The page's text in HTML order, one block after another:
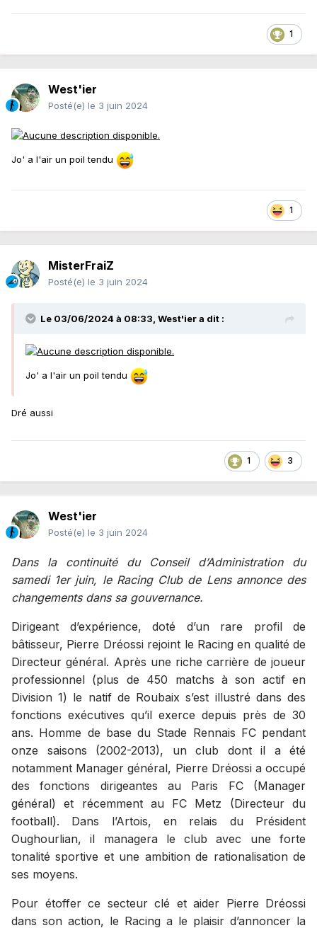
1
West'ier
Posté(e) le 3 juin 2024
Jo' a l'air un poil tendu
1
MisterFraiZ
Posté(e) le 3 juin 2024
Le 03/06/2024 à 08:33, West'iera dit :
Jo' a l'air un poil tendu
Dré aussi
1 3
West'ier
Posté(e) le 3 juin 2024
Dans la continuité du Conseil d’Administration du
samedi 1er juin, le Racing Club de Lens annonce des
changements dans sa gouvernance.
Dirigeant d’expérience, doté d’un rare profil de
bâtisseur, Pierre Dréossi rejoint le Racing en qualité de
Directeur général. Après une riche carrière de joueur
professionnel (plus de 450 matchs à son actif en
Division 1) le natif de Roubaix s’est illustré dans des
fonctions exécutives qu’il exerce depuis près de 30
ans. Homme de base du Stade Rennais FC pendant
onze saisons (2002-2013), un club dont il a été
notamment Manager général, Pierre Dréossi a occupé
des fonctions dirigeantes au Paris FC (Manager
général) et récemment au FC Metz (Directeur du
football). Dans l’Artois, en relais du Président
Oughourlian, il managera le club avec une forte
tonalité sportive et une ambition de rationalisation de
ses moyens.
Pour étoffer ce secteur clé et aider Pierre Dréossi
dans son action, le Racing a le plaisir d’annoncer la